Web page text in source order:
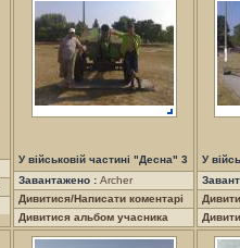
У військовій частині "Десна" 3
Завантажено : Archer
Дивитися/Написати коментарі
Дивитися альбом учасника
У